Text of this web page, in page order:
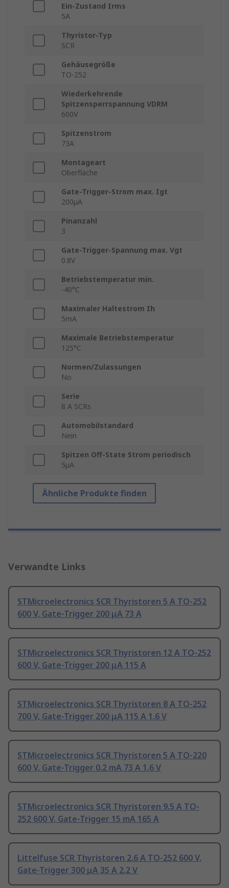
Ein-Zustand Irms
5A
Thyristor-Typ
SCR
Gehäusegröße
TO-252
Wiederkehrende
Spitzensperrspannung VDRM
600V
Spitzenstrom
73A
Montageart
Oberfläche
Gate-Trigger-Strom max. Igt
200μA
Pinanzahl
3
Gate-Trigger-Spannung max. Vgt
0.8V
Betriebstemperatur min.
-40°C
Maximaler Haltestrom Ih
5mA
Maximale Betriebstemperatur
125°C
Normen/Zulassungen
No
Serie
8 A SCRs
Automobilstandard
Nein
Spitzen Off-State Strom periodisch
5μA
Ähnliche Produkte finden
Verwandte Links
STMicroelectronics SCR Thyristoren 5 A TO-252
600 V, Gate-Trigger 200 μA 73 A
STMicroelectronics SCR Thyristoren 12 A TO-252
600 V, Gate-Trigger 200 μA 115 A
STMicroelectronics SCR Thyristoren 8 A TO-252
700 V, Gate-Trigger 200 μA 115 A 1.6 V
STMicroelectronics SCR Thyristoren 5 A TO-220
600 V, Gate-Trigger 0.2 mA 73 A 1.6 V
STMicroelectronics SCR Thyristoren 9.5 A TO-
252 600 V, Gate-Trigger 15 mA 165 A
Littelfuse SCR Thyristoren 2.6 A TO-252 600 V,
Gate-Trigger 300 μA 35 A 2.2 V